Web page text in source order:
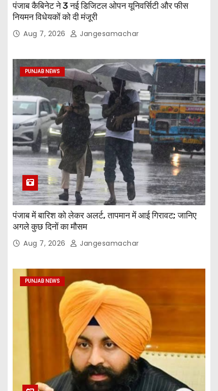
पंजाब कैबिनेट ने 3 नई डिजिटल ओपन यूनिवर्सिटी और फीस
नियमन विधेयकों को दी मंजूरी
Aug 7, 2026 Jangesamachar
PUNJAB NEWS
पंजाब में बारिश को लेकर अलर्ट, तापमान में आई गिरावट; जानिए
अगले कुछ दिनों का मौसम
Aug 7, 2026 Jangesamachar
PUNJAB NEWS